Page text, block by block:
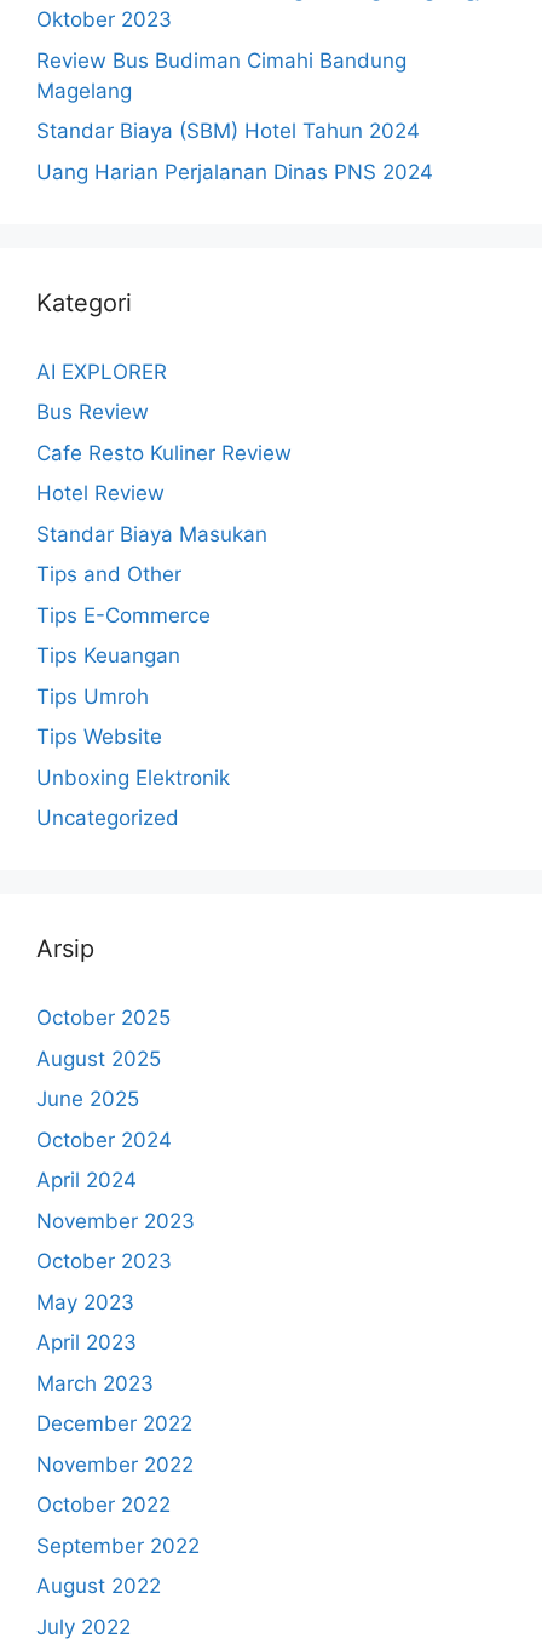
Oktober 2023
Review Bus Budiman Cimahi Bandung
Magelang
Standar Biaya (SBM) Hotel Tahun 2024
Uang Harian Perjalanan Dinas PNS 2024
Kategori
AI EXPLORER
Bus Review
Cafe Resto Kuliner Review
Hotel Review
Standar Biaya Masukan
Tips and Other
Tips E-Commerce
Tips Keuangan
Tips Umroh
Tips Website
Unboxing Elektronik
Uncategorized
Arsip
October 2025
August 2025
June 2025
October 2024
April 2024
November 2023
October 2023
May 2023
April 2023
March 2023
December 2022
November 2022
October 2022
September 2022
August 2022
July 2022